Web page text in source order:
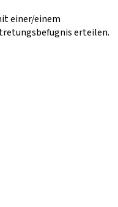
einer/einem
erteilen.